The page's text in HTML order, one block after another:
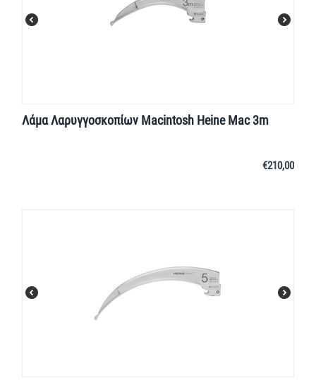
Λάμα Λαρυγγοσκοπίων Macintosh Heine Mac 3m
€210,00